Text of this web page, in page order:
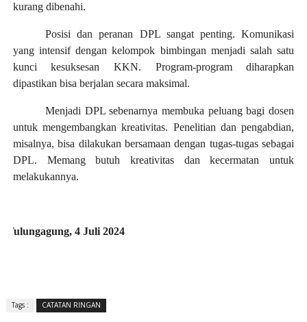
kurang dibenahi.
Posisi dan peranan DPL sangat penting. Komunikasi
yang intensif dengan kelompok bimbingan menjadi salah satu
kunci kesuksesan KKN. Program-program diharapkan
dipastikan bisa berjalan secara maksimal.
Menjadi DPL sebenarnya membuka peluang bagi dosen
untuk mengembangkan kreativitas. Penelitian dan pengabdian,
misalnya, bisa dilakukan bersamaan dengan tugas-tugas sebagai
DPL. Memang butuh kreativitas dan kecermatan untuk
melakukannya.
Tulungagung, 4 Juli 2024
Tags : CATATAN RINGAN